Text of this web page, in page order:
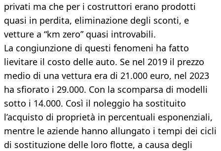
privati ma che per i costruttori erano prodotti
quasi in perdita, eliminazione degli sconti, e
vetture a “km zero” quasi introvabili.
La congiunzione di questi fenomeni ha fatto
lievitare il costo delle auto. Se nel 2019 il prezzo
medio di una vettura era di 21.000 euro, nel 2023
ha sfiorato i 29.000. Con la scomparsa di modelli
sotto i 14.000. Così il noleggio ha sostituito
l’acquisto di proprietà in percentuali esponenziali,
mentre le aziende hanno allungato i tempi dei cicli
di sostituzione delle loro flotte, a causa degli